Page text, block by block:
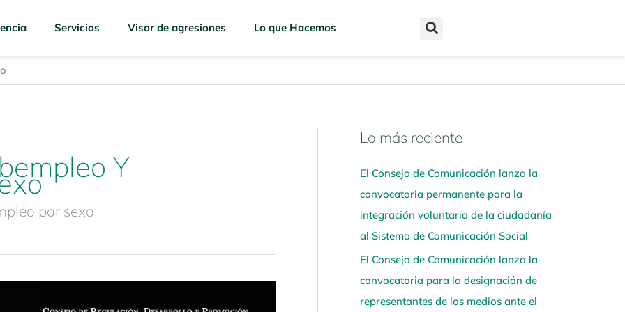
Servicios Visor de agresiones Lo que Hacemos
Y
por sexo
Lo más reciente
El Consejo de Comunicación lanza la
convocatoria permanente para la
integración voluntaria de la ciudadanía
al Sistema de Comunicación Social
El Consejo de Comunicación lanza la
convocatoria para la designación de
representantes de los medios ante el
N
v
e
g
a
a
q
u